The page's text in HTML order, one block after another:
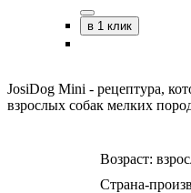
в 1 клик
JosiDog Mini - рецептура,
взрослых собак мелких
Возраст:
Страна-